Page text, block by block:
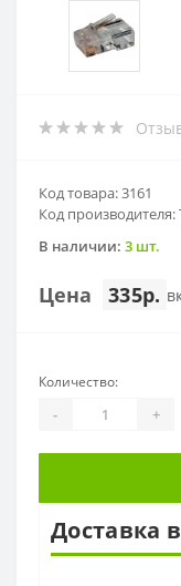
Код товара: 3161
Код производителя:
В наличии: 3 шт.
Цена 335р.
Количество:
- +
Доставка